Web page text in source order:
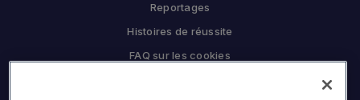
Reportages
Histoires de réussite
FAQ sur les cookies